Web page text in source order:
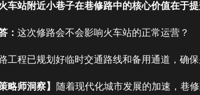
车站附近小巷子在巷修路中的核心价值在于
： 这次修路会不会影响火车站的正常运营？
工程已规划好临时交通路线和备用通道，确保
略师洞察】
随着现代化城市发展的加速，巷